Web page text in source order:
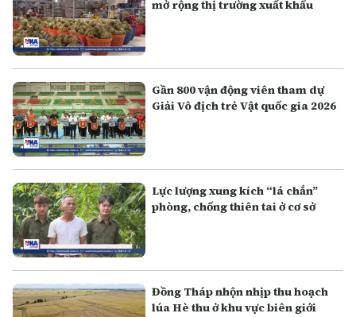
mở rộng thị trường xuất khẩu
Gần 800 vận động viên tham dự
Giải Vô địch trẻ Vật quốc gia 2026
Lực lượng xung kích “lá chắn”
phòng, chống thiên tai ở cơ sở
Đồng Tháp nhộn nhịp thu hoạch
lúa Hè thu ở khu vực biên giới